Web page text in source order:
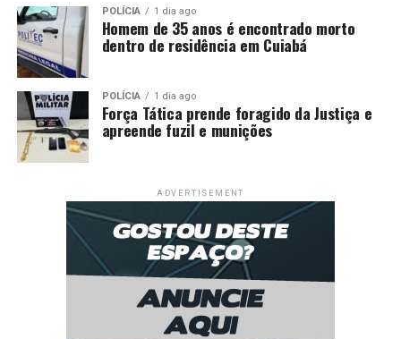
POLÍCIA 1 dia ago
Homem de 35 anos é encontrado morto
dentro de residência em Cuiabá
POLÍCIA 1 dia ago
Força Tática prende foragido da Justiça e
apreende fuzil e munições
ADVERTISEMENT